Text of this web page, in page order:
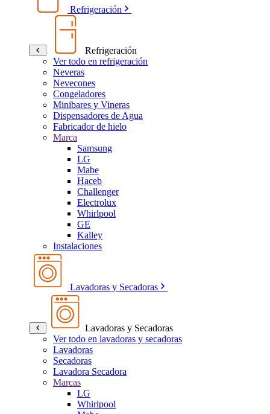
Refrigeración
Refrigeración
Ver todo en refrigeración
Neveras
Nevecones
Congeladores
Minibares y Vineras
Dispensadores de Agua
Fabricador de hielo
Marca
Samsung
LG
Mabe
Haceb
Challenger
Electrolux
Whirlpool
GE
Kalley
Instalaciones
Lavadoras y Secadoras
Lavadoras y Secadoras
Ver todo en lavadoras y secadoras
Lavadoras
Secadoras
Lavadora Secadora
Marcas
LG
Whirlpool